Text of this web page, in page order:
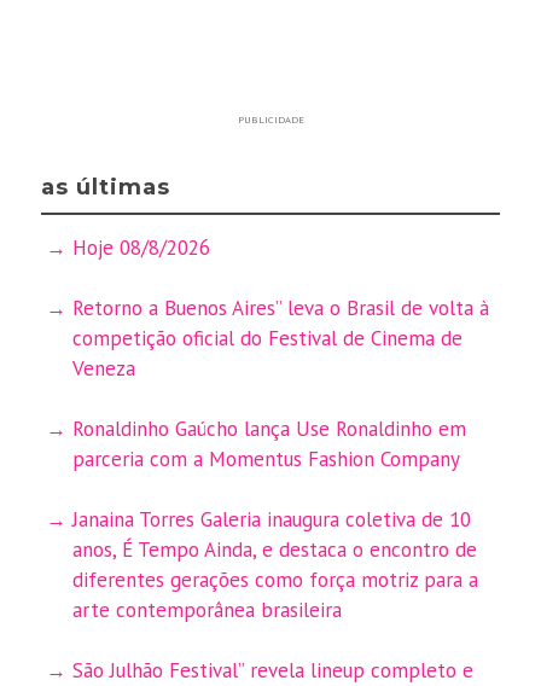
PUBLICIDADE
as últimas
Hoje 08/8/2026
Retorno a Buenos Aires” leva o Brasil de volta à
competição oficial do Festival de Cinema de
Veneza
Ronaldinho Gaúcho lança Use Ronaldinho em
parceria com a Momentus Fashion Company
Janaina Torres Galeria inaugura coletiva de 10
anos, É Tempo Ainda, e destaca o encontro de
diferentes gerações como força motriz para a
arte contemporânea brasileira
São Julhão Festival” revela lineup completo e